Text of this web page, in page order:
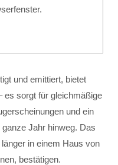
und emittiert, bietet
es sorgt für gleichmäßige
und ein
Jahr hinweg. Das
in einem Haus von
bestätigen.